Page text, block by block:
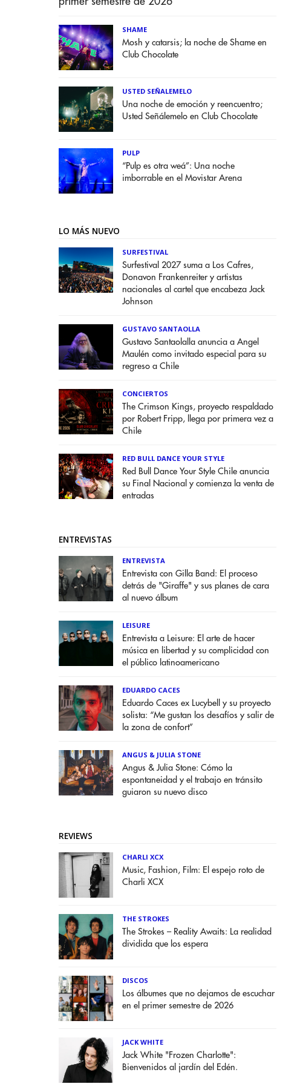
SHAME
Mosh y catarsis; la noche de Shame en
Club Chocolate
USTED SEÑALEMELO
Una noche de emoción y reencuentro;
Usted Señálemelo en Club Chocolate
PULP
“Pulp es otra weá”: Una noche
imborrable en el Movistar Arena
LO MÁS NUEVO
SURFESTIVAL
Surfestival 2027 suma a Los Cafres,
Donavon Frankenreiter y artistas
nacionales al cartel que encabeza Jack
Johnson
GUSTAVO SANTAOLLA
Gustavo Santaolalla anuncia a Angel
Maulén como invitado especial para su
regreso a Chile
CONCIERTOS
The Crimson Kings, proyecto respaldado
por Robert Fripp, llega por primera vez a
Chile
RED BULL DANCE YOUR STYLE
Red Bull Dance Your Style Chile anuncia
su Final Nacional y comienza la venta de
entradas
ENTREVISTAS
ENTREVISTA
Entrevista con Gilla Band: El proceso
detrás de "Giraffe" y sus planes de cara
al nuevo álbum
LEISURE
Entrevista a Leisure: El arte de hacer
música en libertad y su complicidad con
el público latinoamericano
EDUARDO CACES
Eduardo Caces ex Lucybell y su proyecto
solista: “Me gustan los desafíos y salir de
la zona de confort”
ANGUS & JULIA STONE
Angus & Julia Stone: Cómo la
espontaneidad y el trabajo en tránsito
guiaron su nuevo disco
REVIEWS
CHARLI XCX
Music, Fashion, Film: El espejo roto de
Charli XCX
THE STROKES
The Strokes – Reality Awaits: La realidad
dividida que los espera
DISCOS
Los álbumes que no dejamos de escuchar
en el primer semestre de 2026
JACK WHITE
Jack White "Frozen Charlotte":
Bienvenidos al jardín del Edén.